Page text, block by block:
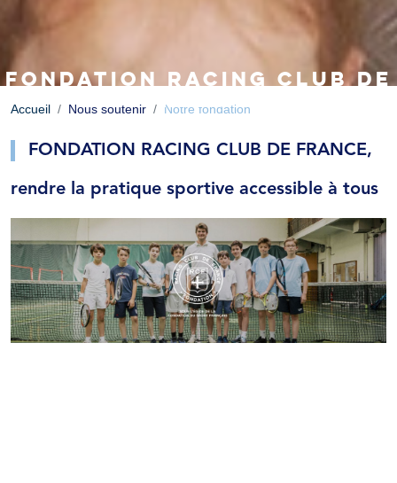
FONDATION RACING CLUB DE
FRANCE
Accueil Nous soutenir Notre fondation
FONDATION RACING CLUB DE FRANCE,
rendre la pratique sportive accessible à tous